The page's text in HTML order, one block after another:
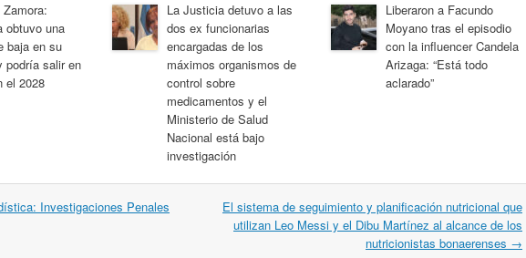
obtuvo una
baja en su
podría salir en
el 2028
La Justicia detuvo a las
dos ex funcionarias
encargadas de los
máximos organismos de
control sobre
medicamentos y el
Ministerio de Salud
Nacional está bajo
investigación
Liberaron a Facundo
Moyano tras el episodio
con la influencer Candela
Arizaga: “Está todo
aclarado”
Investigaciones Penales
El sistema de seguimiento y planificación nutricional que
utilizan Leo Messi y el Dibu Martínez al alcance de los
nutricionistas bonaerenses →